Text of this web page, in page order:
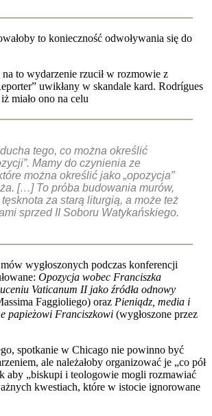
to konieczność odwoływania się do
to wydarzenie rzucił w rozmowie z
uwikłany w skandale kard. Rodrígues
miało ono na celu
tego, co można określić
Mamy do czynienia ze
można określić jako „opozycja”
[…] To próba budowania murów,
za starą liturgią, a może też
sprzed II Soboru Watykańskiego.
wygłoszonych podczas konferencji
Opozycja wobec Franciszka
Vaticanum II jako źródła odnowy
Faggioliego) oraz Pieniądz, media i
papieżowi Franciszkowi (wygłoszone przez
spotkanie w Chicago nie powinno być
ale należałoby organizować je „co pół
aby „biskupi i teologowie mogli rozmawiać
kwestiach, które w istocie ignorowane